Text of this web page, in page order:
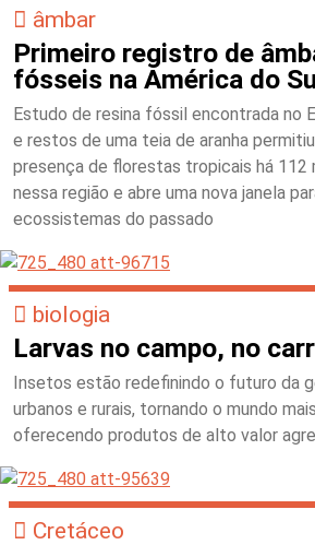
âmbar
Primeiro registro de
fósseis na América do
Estudo de resina fóssil encontrada no
e restos de uma teia de aranha
presença de florestas tropicais há 112
nessa região e abre uma nova janela
ecossistemas do passado
biologia
Larvas no campo, no
Insetos estão redefinindo o futuro da
urbanos e rurais, tornando o mundo
oferecendo produtos de alto valor
Cretáceo